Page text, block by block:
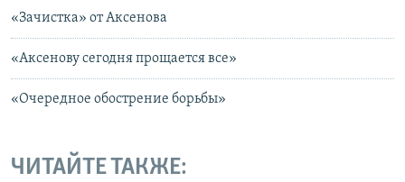
«Зачистка» от Аксенова
«Аксенову сегодня прощается все»
«Очередное обострение борьбы»
ЧИТАЙТЕ ТАКЖЕ: